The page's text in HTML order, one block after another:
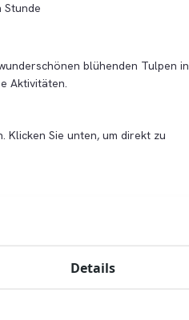
Stunde
blühenden Tulpen in
Aktivitäten.
Klicken Sie unten, um direkt zu
Details